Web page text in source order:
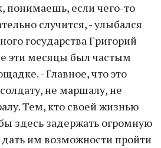
понимаешь, если чего-то
случится, - улыбался
государства Григорий
эти месяцы был частым
- Главное, что это
не маршалу, не
Тем, кто своей жизнью
здесь задержать огромную
им возможности пройти